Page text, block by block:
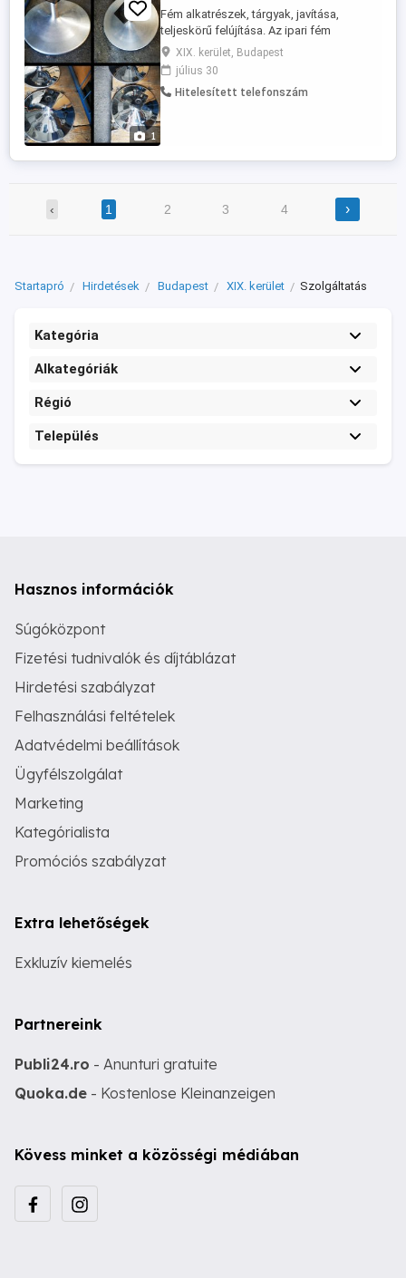
1
Fém alkatrészek, tárgyak, javítása,
teljeskörű felújítása. Az ipari fém
tárgyaktól a háztartási eszközökig
minden ami fém, egyedei és széria
munkát is vállalunk. Acél szerkezetek,
korlátok, felnik, kilincs, szívósor, edények,
XIX. kerület, Budapest
július 30
Hitelesített telefonszám
‹ 1 2 3 4 ›
Startapró Hirdetések Budapest XIX. kerület Szolgáltatás
Kategória
Alkategóriák
Régió
Település
Hasznos információk
Súgóközpont
Fizetési tudnivalók és díjtáblázat
Hirdetési szabályzat
Felhasználási feltételek
Adatvédelmi beállítások
Ügyfélszolgálat
Marketing
Kategórialista
Promóciós szabályzat
Extra lehetőségek
Exkluzív kiemelés
Partnereink
Publi24.ro - Anunturi gratuite
Quoka.de - Kostenlose Kleinanzeigen
Kövess minket a közösségi médiában